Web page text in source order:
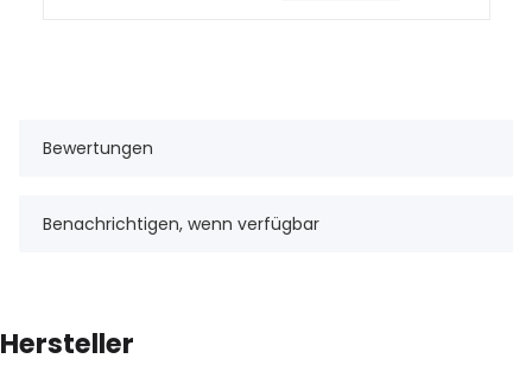
Bewertungen
Benachrichtigen, wenn verfügbar
Hersteller